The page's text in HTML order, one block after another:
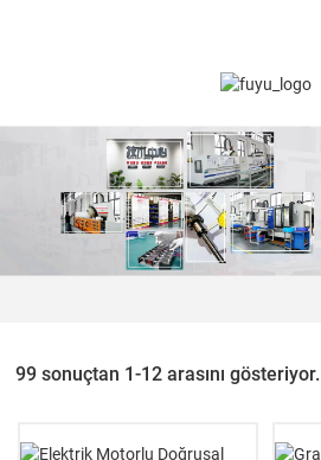
99 sonuçtan 1-12 arasını gösteriyor.